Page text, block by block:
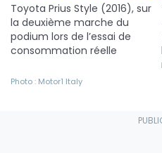
Toyota Prius Style (2016), sur
la deuxième marche du
podium lors de l’essai de
consommation réelle
Photo : Motor1 Italy